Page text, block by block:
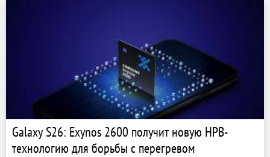
Galaxy S26: Exynos 2600 получит новую HPB-
технологию для борьбы с перегревом